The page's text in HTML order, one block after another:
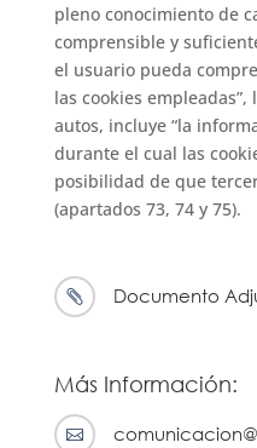
pleno conocimiento de
comprensible y
el usuario pueda
las cookies
autos, incluye “la
durante el cual las
posibilidad de que
(apartados 73, 74 y 75).
 Documento
Más Información:
